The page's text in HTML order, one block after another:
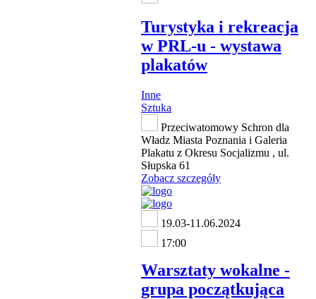
Turystyka i rekreacja
w PRL-u - wystawa
plakatów
Inne
Sztuka
Przeciwatomowy Schron dla
Władz Miasta Poznania i Galeria
Plakatu z Okresu Socjalizmu , ul.
Słupska 61
Zobacz szczegóły
19.03-11.06.2024
17:00
Warsztaty wokalne -
grupa początkująca